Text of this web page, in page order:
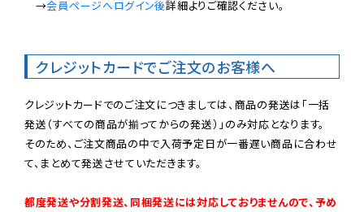
→会員ページへログイン後詳細よりご確認ください。
クレジットカードでご注文のお客様へ
クレジットカードでのご注文につきましては、商品の発送は「一括
発送（すべての商品が揃ってからの発送）」のみ対応となります。
そのため、ご注文商品の中で入荷予定日が一番遅い商品に合わせ
て、まとめて発送させていただきます。
都度発送や分割発送、同梱発送には対応しておりませんので、予め